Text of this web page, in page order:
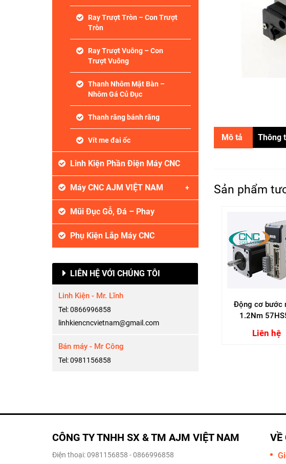
Ray Trượt Tròn – Con Trượt
Tròn
Ray Trượt Vuông – Con
Trượt Vuông
Thanh Nhôm Mặt Bàn –
Nhôm Gá Củ Đục
Thanh răng bánh răng
Vít me đai ốc
Linh Kiện Phần Điện Máy CNC
Máy CNC AJM VIỆT NAM
Mũi Đục Gỗ, Đá – Phay
Phụ Kiện Lắp Máy CNC
LIÊN HỆ VỚI CHÚNG TÔI
Linh Kiện - Mr. Lĩnh
Tel: 0866996858
linhkiencncvietnam@gmail.com
Bán máy - Mr Công
Tel: 0981156858
Mô tả Thông
Sản phẩm
Động cơ bước
1.2Nm
Liên hệ
CÔNG TY TNHH SX & TM AJM VIỆT NAM
Điện thoại: 0981156858 - 0866996858
VỀ